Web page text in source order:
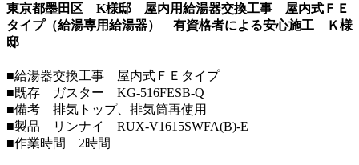
東京都墨田区 K様邸 屋内用給湯器交換工事 屋内式ＦＥ
タイプ（給湯専用給湯器） 有資格者による安心施工 Ｋ様
邸
■給湯器交換工事 屋内式ＦＥタイプ
■既存 ガスター KG-516FESB-Q
■備考 排気トップ、排気筒再使用
■製品 リンナイ RUX-V1615SWFA(B)-E
■作業時間 2時間